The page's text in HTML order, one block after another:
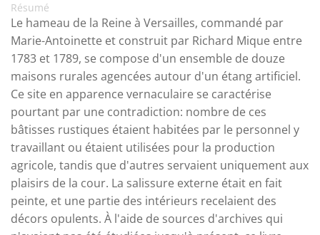
Résumé
Le hameau de la Reine à Versailles, commandé par
Marie-Antoinette et construit par Richard Mique entre
1783 et 1789, se compose d'un ensemble de douze
maisons rurales agencées autour d'un étang artificiel.
Ce site en apparence vernaculaire se caractérise
pourtant par une contradiction: nombre de ces
bâtisses rustiques étaient habitées par le personnel y
travaillant ou étaient utilisées pour la production
agricole, tandis que d'autres servaient uniquement aux
plaisirs de la cour. La salissure externe était en fait
peinte, et une partie des intérieurs recelaient des
décors opulents. À l'aide de sources d'archives qui